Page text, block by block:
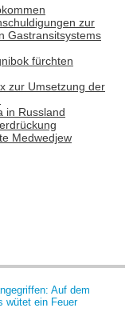
zur
Gastransitsystems
fürchten
zur Umsetzung der
in Russland
Medwedjew
Auf dem
wütet ein Feuer